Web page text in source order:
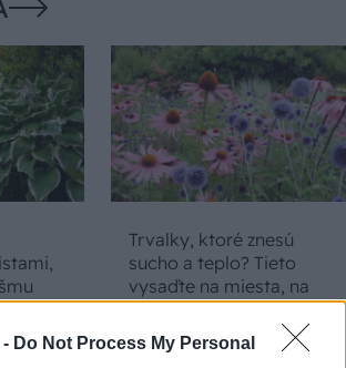
Do Not Process My Personal
Trvalky, ktoré znesú
sucho a teplo? Tieto
vysaďte na miesta, na
ktoré slnko svieti celý
deň